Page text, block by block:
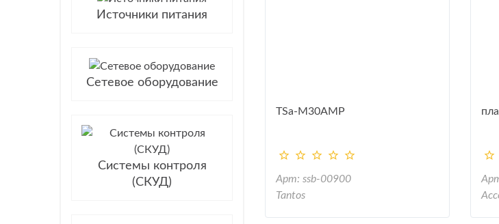
Источники питания
Сетевое оборудование
Системы контроля
(СКУД)
TSa-M30AMP
Арт: ssb-00900
Tantos